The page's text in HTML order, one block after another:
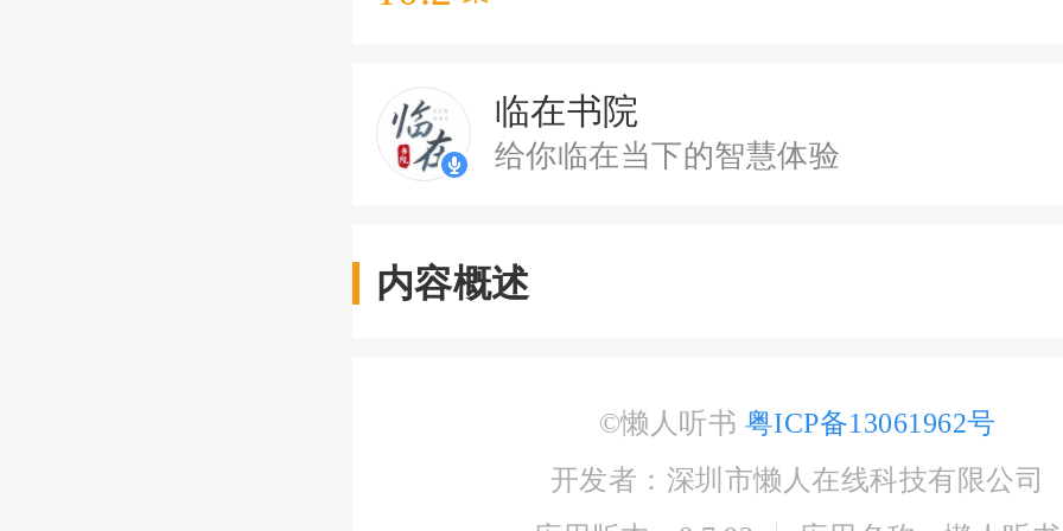
临在书院
给你临在当下的智慧体验
内容概述
©懒人听书 粤ICP备13061962号
开发者：深圳市懒人在线科技有限公司